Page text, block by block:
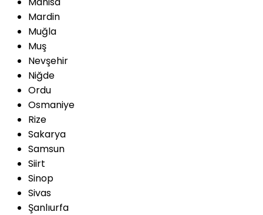
Mardin
Muğla
Muş
Nevşehir
Niğde
Ordu
Osmaniye
Rize
Sakarya
Samsun
Siirt
Sinop
Sivas
Şanlıurfa